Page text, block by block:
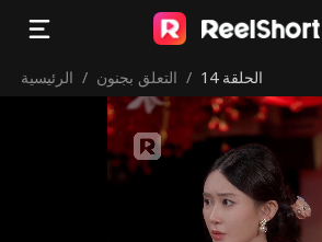
الرئيسية / التعلق بجنون / الحلقة 14